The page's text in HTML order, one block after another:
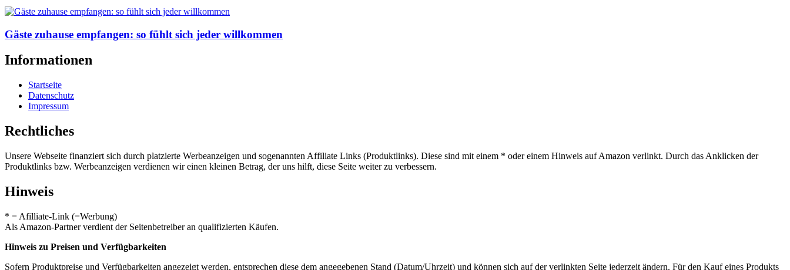
Gäste zuhause empfangen: so fühlt sich jeder willkommen
Informationen
Startseite
Datenschutz
Impressum
Rechtliches
Unsere Webseite finanziert sich durch platzierte Werbeanzeigen und sogenannten Affiliate Links (Produktlinks). Diese sind mit einem * oder einem Hinweis auf Amazon verlinkt. Durch das Anklicken der
Produktlinks bzw. Werbeanzeigen verdienen wir einen kleinen Betrag, der uns hilft, diese Seite weiter zu verbessern.
Hinweis
* = Afilliate-Link (=Werbung)
Als Amazon-Partner verdient der Seitenbetreiber an qualifizierten Käufen.
Hinweis zu Preisen und Verfügbarkeiten
Sofern Produktpreise und Verfügbarkeiten angezeigt werden, entsprechen diese dem angegebenen Stand (Datum/Uhrzeit) und können sich auf der verlinkten Seite jederzeit ändern. Für den Kauf eines Produkts